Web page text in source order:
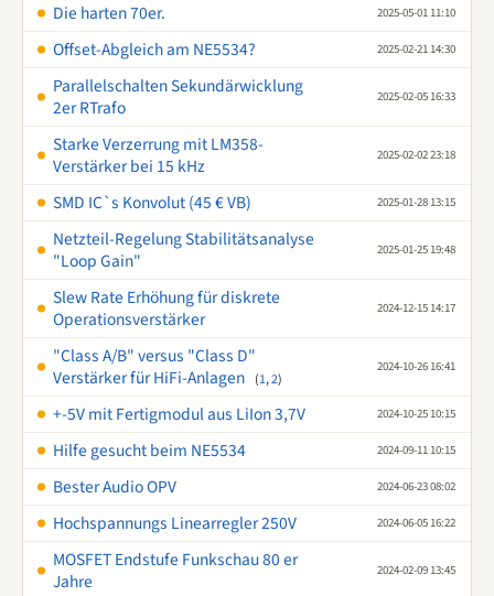
Die harten 70er. 2025-05-01 11:10
Offset-Abgleich am NE5534? 2025-02-21 14:30
Parallelschalten Sekundärwicklung
2er RTrafo
2025-02-05 16:33
Starke Verzerrung mit LM358-
Verstärker bei 15 kHz
2025-02-02 23:18
SMD IC`s Konvolut (45 € VB) 2025-01-28 13:15
Netzteil-Regelung Stabilitätsanalyse
"Loop Gain"
2025-01-25 19:48
Slew Rate Erhöhung für diskrete
Operationsverstärker
2024-12-15 14:17
"Class A/B" versus "Class D"
Verstärker für HiFi-Anlagen (1,2)
2024-10-26 16:41
+-5V mit Fertigmodul aus LiIon 3,7V 2024-10-25 10:15
Hilfe gesucht beim NE5534 2024-09-11 10:15
Bester Audio OPV 2024-06-23 08:02
Hochspannungs Linearregler 250V 2024-06-05 16:22
MOSFET Endstufe Funkschau 80 er
Jahre
2024-02-09 13:45